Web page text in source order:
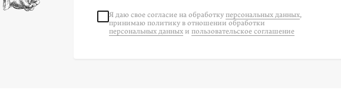
Я даю свое согласие на обработку персональных данных,
принимаю политику в отношении обработки
персональных данных и пользовательское соглашение